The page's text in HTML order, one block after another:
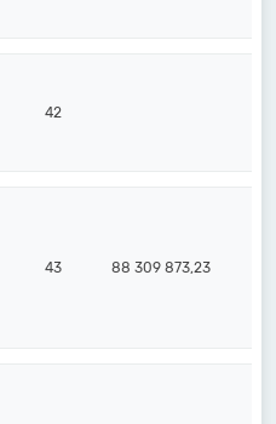
42
43 88 309 873,23